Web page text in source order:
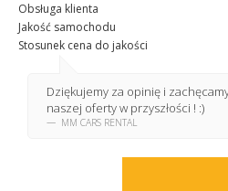
Obsługa klienta
Jakość samochodu
Stosunek cena do jakości
Dziękujemy za opinię i
naszej oferty w przyszłości ! :)
MM CARS RENTAL